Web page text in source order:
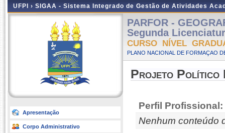
UFPI › SIGAA - Sistema Integrado de Gestão de Atividades
Apresentação
Corpo Administrativo
PARFOR -
Segunda
CURSO NÍVEL
PLANO NACIONAL DE FORMAÇAO
Projeto Político
Perfil Profissional:
Nenhum conteúdo